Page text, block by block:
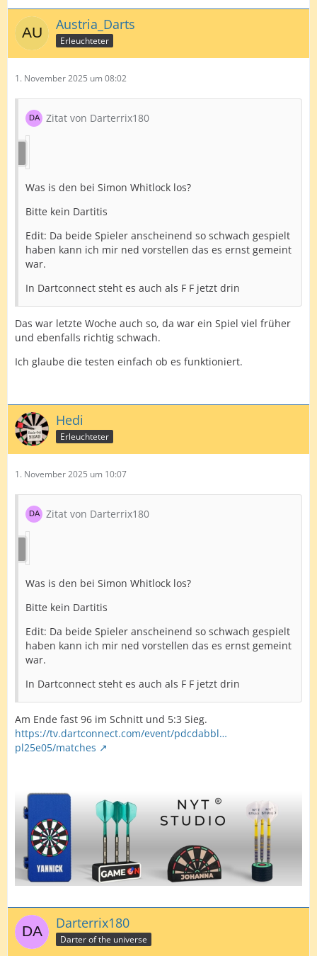
Austria_Darts
Erleuchteter
1. November 2025 um 08:02
Zitat von Darterrix180
Was is den bei Simon Whitlock los?
Bitte kein Dartitis
Edit: Da beide Spieler anscheinend so schwach gespielt
haben kann ich mir ned vorstellen das es ernst gemeint
war.
In Dartconnect steht es auch als F F jetzt drin
Das war letzte Woche auch so, da war ein Spiel viel früher
und ebenfalls richtig schwach.
Ich glaube die testen einfach ob es funktioniert.
Hedi
Erleuchteter
1. November 2025 um 10:07
Zitat von Darterrix180
Was is den bei Simon Whitlock los?
Bitte kein Dartitis
Edit: Da beide Spieler anscheinend so schwach gespielt
haben kann ich mir ned vorstellen das es ernst gemeint
war.
In Dartconnect steht es auch als F F jetzt drin
Am Ende fast 96 im Schnitt und 5:3 Sieg.
https://tv.dartconnect.com/event/pdcdabbl…
pl25e05/matches
Darterrix180
Darter of the universe